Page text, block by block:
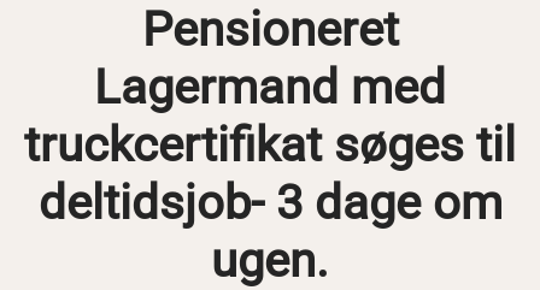
Pensioneret
Lagermand med
truckcertifikat søges til
deltidsjob- 3 dage om
ugen.